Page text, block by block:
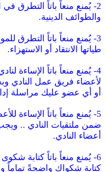
2- يُمنع منعاً باتاً التطرق
والطوائف الدينية.
3- يُمنع منعاً باتاً التطرق
طياتها الانتقاد أو الاستهزاء.
4- يُمنع منعاً باتاً الإساءة
لأعضاء فريق عمل النادي
أو أي عضو عليك مراسلة
5- يُمنع منعاً باتاً الإساءة
ضمن ملتقيات النادي ..
أعضاء النادي.
6- يُمنع منعاً باتاً كتابة
كتابة شكواك واضحةً تماماً